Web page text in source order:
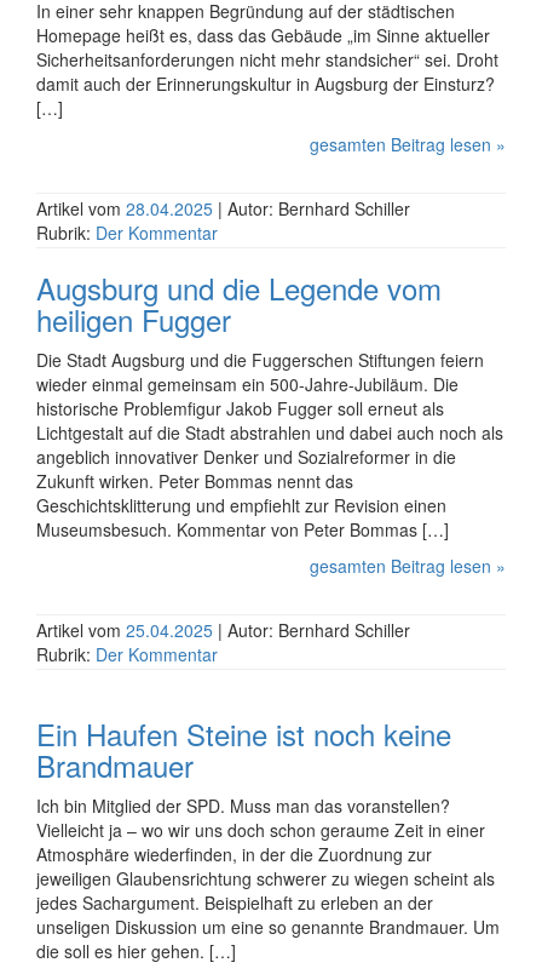
In einer sehr knappen Begründung auf der städtischen
Homepage heißt es, dass das Gebäude „im Sinne aktueller
Sicherheitsanforderungen nicht mehr standsicher“ sei. Droht
damit auch der Erinnerungskultur in Augsburg der Einsturz?
[…]
gesamten Beitrag lesen »
Artikel vom 28.04.2025 | Autor: Bernhard Schiller
Rubrik: Der Kommentar
Augsburg und die Legende vom
heiligen Fugger
Die Stadt Augsburg und die Fuggerschen Stiftungen feiern
wieder einmal gemeinsam ein 500-Jahre-Jubiläum. Die
historische Problemfigur Jakob Fugger soll erneut als
Lichtgestalt auf die Stadt abstrahlen und dabei auch noch als
angeblich innovativer Denker und Sozialreformer in die
Zukunft wirken. Peter Bommas nennt das
Geschichtsklitterung und empfiehlt zur Revision einen
Museumsbesuch. Kommentar von Peter Bommas […]
gesamten Beitrag lesen »
Artikel vom 25.04.2025 | Autor: Bernhard Schiller
Rubrik: Der Kommentar
Ein Haufen Steine ist noch keine
Brandmauer
Ich bin Mitglied der SPD. Muss man das voranstellen?
Vielleicht ja – wo wir uns doch schon geraume Zeit in einer
Atmosphäre wiederfinden, in der die Zuordnung zur
jeweiligen Glaubensrichtung schwerer zu wiegen scheint als
jedes Sachargument. Beispielhaft zu erleben an der
unseligen Diskussion um eine so genannte Brandmauer. Um
die soll es hier gehen. […]